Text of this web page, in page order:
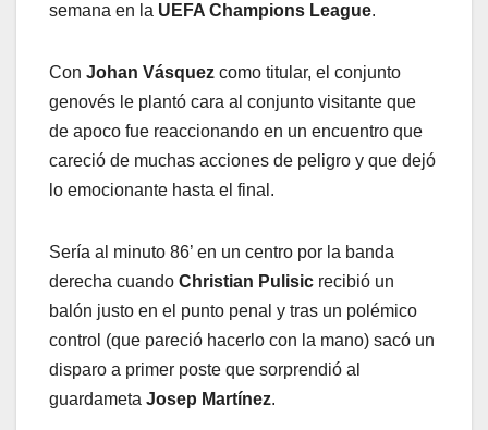
semana en la UEFA Champions League.
Con Johan Vásquez como titular, el conjunto
genovés le plantó cara al conjunto visitante que
de apoco fue reaccionando en un encuentro que
careció de muchas acciones de peligro y que dejó
lo emocionante hasta el final.
Sería al minuto 86’ en un centro por la banda
derecha cuando Christian Pulisic recibió un
balón justo en el punto penal y tras un polémico
control (que pareció hacerlo con la mano) sacó un
disparo a primer poste que sorprendió al
guardameta Josep Martínez.